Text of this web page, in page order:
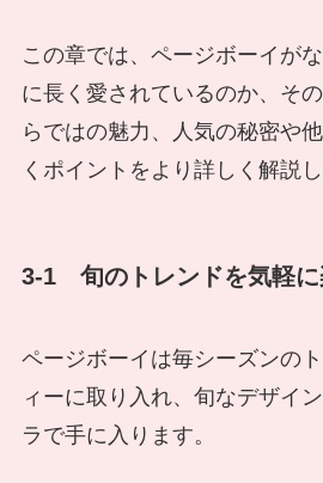
この章では、ページボーイが
に長く愛されているのか、そ
らではの魅力、人気の秘密や
くポイントをより詳しく解説し
3-1 旬のトレンドを気軽に
ページボーイは毎シーズンの
ィーに取り入れ、旬なデザイ
ラで手に入ります。